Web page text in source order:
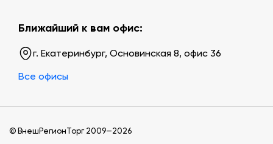
Ближайший к вам офис:
г. Екатеринбург, Основинская 8, офис 36
Все офисы
© ВнешРегионТорг 2009—2026